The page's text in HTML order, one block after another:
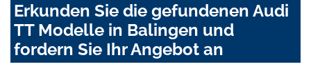
Erkunden Sie die gefundenen Audi
TT Modelle in Balingen und
fordern Sie Ihr Angebot an